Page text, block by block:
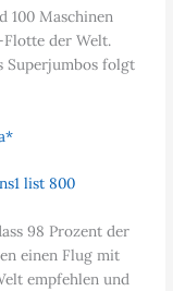
100 Maschinen
der Welt.
Superjumbos folgt
98 Prozent der
einen Flug mit
empfehlen und